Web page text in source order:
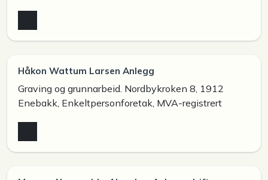
Håkon Wattum Larsen Anlegg
Graving og grunnarbeid. Nordbykroken 8, 1912
Enebakk, Enkeltpersonforetak, MVA-registrert